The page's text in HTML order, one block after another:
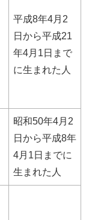
平成8年4月2
日から平成21
年4月1日まで
に生まれた人
昭和50年4月2
日から平成8年
4月1日までに
生まれた人